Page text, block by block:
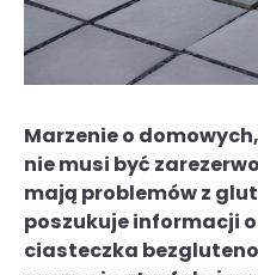
Marzenie o
nie musi być
mają problemów z
poszukuje informacji
ciasteczka